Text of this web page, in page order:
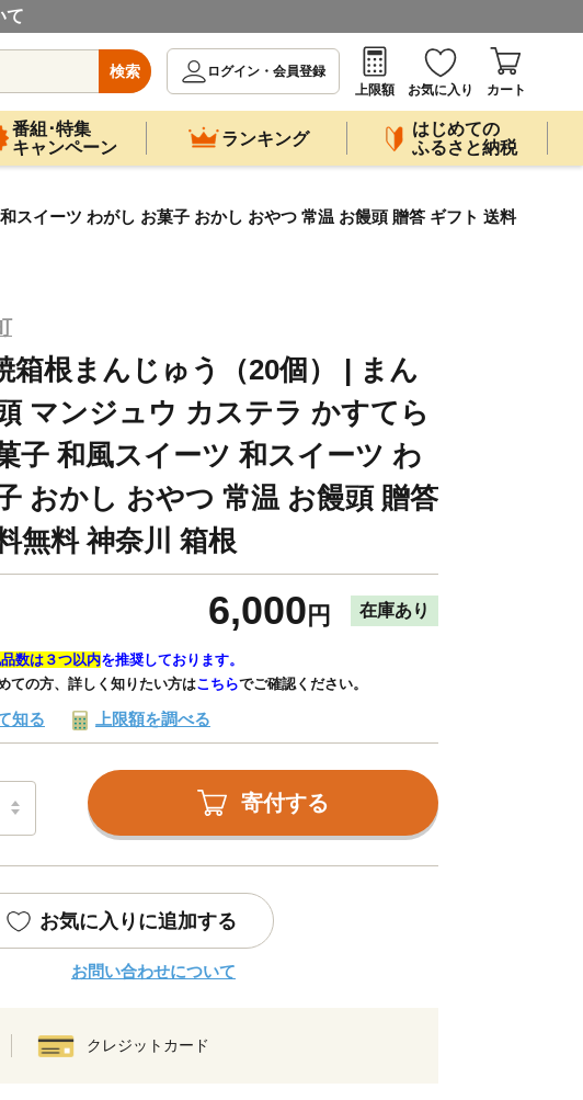
て
検索
ログイン・会員登録
上限額
お気に入り カート
番組･特集
キャンペーン
ランキング
はじめての
ふるさと納税
スイーツ わがし お菓子 おかし おやつ 常温 お饅頭 贈答 ギフト 送料
箱根まんじゅう（20個） | まん
マンジュウ カステラ かすてら
子 和風スイーツ 和スイーツ わ
おかし おやつ 常温 お饅頭 贈答
無料 神奈川 箱根
6,000 円 在庫あり
数は３つ以内を推奨しております。
ての方、詳しく知りたい方はこちらでご確認ください。
知る 上限額を調べる
寄付する
お気に入りに追加する
お問い合わせについて
クレジットカード